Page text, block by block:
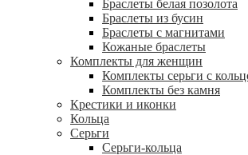
Браслеты белая позолота
Браслеты из бусин
Браслеты с магнитами
Кожаные браслеты
Комплекты для женщин
Комплекты серьги с
Комплекты без камня
Крестики и иконки
Кольца
Серьги
Серьги-кольца